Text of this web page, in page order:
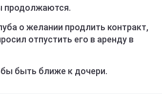
продолжаются.
о желании продлить контракт,
отпустить его в аренду в
быть ближе к дочери.